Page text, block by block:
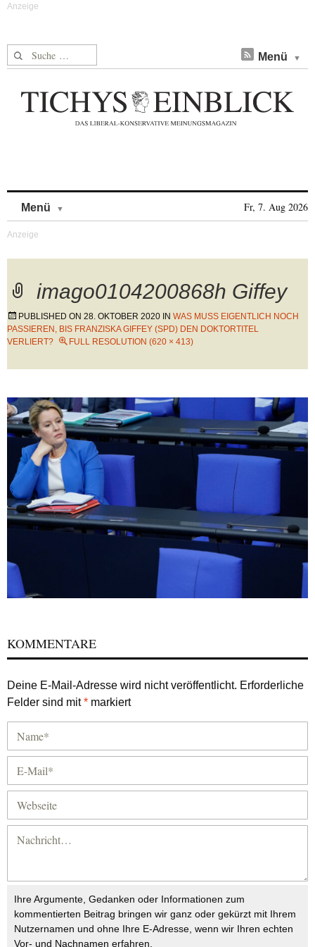
Suche nach: Menü
Menü Fr, 7. Aug 2026
imago0104200868h Giffey
PUBLISHED ON 28. OKTOBER 2020 IN WAS MUSS EIGENTLICH NOCH
PASSIEREN, BIS FRANZISKA GIFFEY (SPD) DEN DOKTORTITEL
VERLIERT?
FULL RESOLUTION (620 × 413)
KOMMENTARE
Deine E-Mail-Adresse wird nicht veröffentlicht. Erforderliche
Felder sind mit* markiert
Ihre Argumente, Gedanken oder Informationen zum
kommentierten Beitrag bringen wir ganz oder gekürzt mit Ihrem
Nutzernamen und ohne Ihre E-Adresse, wenn wir Ihren echten
Vor- und Nachnamen erfahren.